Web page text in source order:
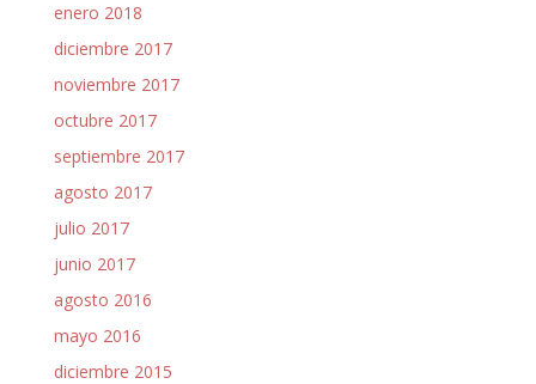
enero 2018
diciembre 2017
noviembre 2017
octubre 2017
septiembre 2017
agosto 2017
julio 2017
junio 2017
agosto 2016
mayo 2016
diciembre 2015